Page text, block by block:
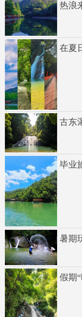
热浪
在夏
古东
毕业
暑期
假期